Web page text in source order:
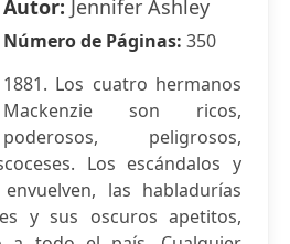
Autor: Jennifer Ashley
Número de Páginas: 350
1881. Los cuatro hermanos
Mackenzie son ricos,
poderosos, peligrosos,
Los escándalos y
las habladurías
y sus oscuros apetitos,